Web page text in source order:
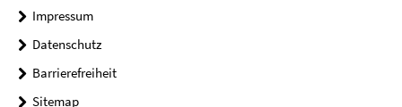
Impressum
Datenschutz
Barrierefreiheit
Sitemap